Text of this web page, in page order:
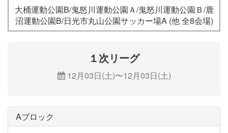
大桶運動公園B/鬼怒川運動公園Ａ/鬼怒川運動公園Ｂ/鹿
沼運動公園B/日光市丸山公園サッカー場A (他 全8会場)
１次リーグ
12月03日(土)〜12月03日(土)
Aブロック